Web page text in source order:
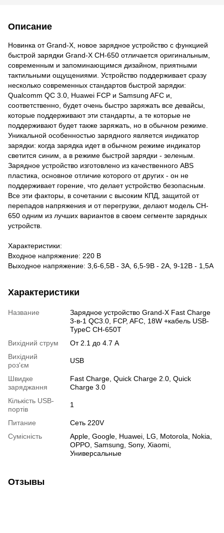
Описание
Новинка от Grand-X, новое зарядное устройство с функцией
быстрой зарядки Grand-X CH-650 отличается оригинальным,
современным и запоминающимся дизайном, приятными
тактильными ощущениями. Устройство поддерживает сразу
несколько современных стандартов быстрой зарядки:
Qualcomm QC 3.0, Huawei FCP и Samsung AFC и,
соответственно, будет очень быстро заряжать все девайсы,
которые поддерживают эти стандарты, а те которые не
поддерживают будет также заряжать, но в обычном режиме.
Уникальной особенностью зарядного является индикатор
зарядки: когда зарядка идет в обычном режиме индикатор
светится синим, а в режиме быстрой зарядки - зеленым.
Зарядное устройство изготовлено из качественного ABS
пластика, основное отличие которого от других - он не
поддерживает горение, что делает устройство безопасным.
Все эти факторы, в сочетании с высоким КПД, защитой от
перепадов напряжения и от перегрузки, делают модель CH-
650 одним из лучших вариантов в своем сегменте зарядных
устройств.
Xарактеристики:
Входное напряжение: 220 В
Выходное напряжение: 3,6-6,5В - 3А, 6,5-9В - 2А, 9-12В - 1,5А
Характеристики
Название
Зарядное устройство Grand-X Fast Charge
3-в-1 QC3.0, FCP, AFC, 18W +кабель USB-
TypeC CH-650T
Вихідний струм
От 2.1 до 4.7 А
Вихідний
роз'єм
USB
Швидке
заряджання
Fast Charge, Quick Charge 2.0, Quick
Charge 3.0
Кількість USB-
портів
1
Питание
Сеть 220V
Сумісність
Apple, Google, Huawei, LG, Motorola, Nokia,
OPPO, Samsung, Sony, Xiaomi,
Универсальные
Отзывы